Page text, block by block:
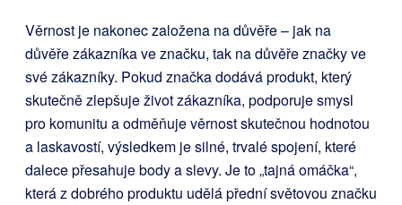
Věrnost je nakonec založena na důvěře – jak na
důvěře zákazníka ve značku, tak na důvěře značky ve
své zákazníky. Pokud značka dodává produkt, který
skutečně zlepšuje život zákazníka, podporuje smysl
pro komunitu a odměňuje věrnost skutečnou hodnotou
a laskavostí, výsledkem je silné, trvalé spojení, které
dalece přesahuje body a slevy. Je to „tajná omáčka“,
která z dobrého produktu udělá přední světovou značku